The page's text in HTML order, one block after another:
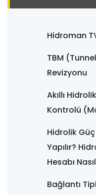
Hidroman
TBM
Revizyonu
Akıllı
Kontrolü
Hidrolik Güç
Yapılır?
Hesabı
Bağlantı